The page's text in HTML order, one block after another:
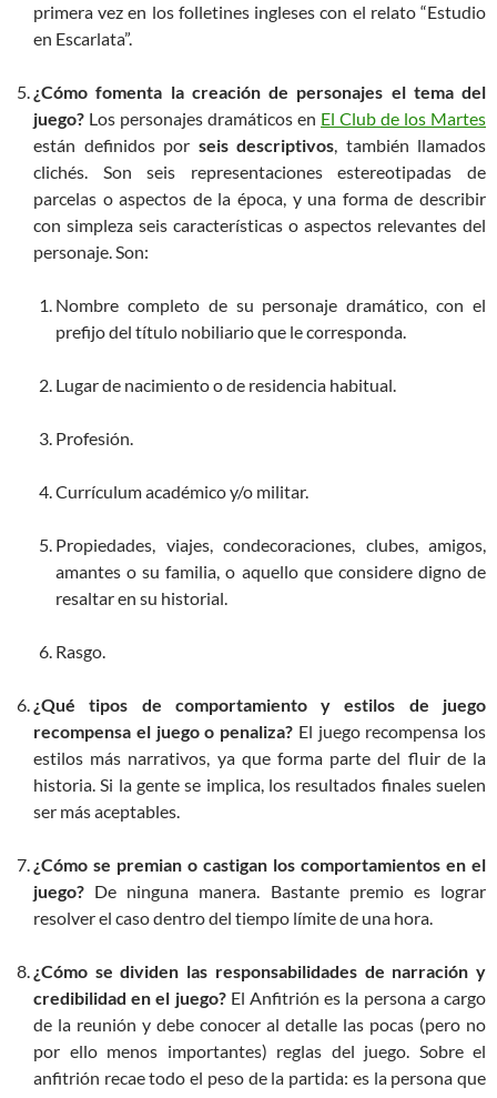
primera vez en los folletines ingleses con el relato “Estudio
en Escarlata”.
¿Cómo fomenta la creación de personajes el tema del
juego? Los personajes dramáticos en El Club de los Martes
están definidos por seis descriptivos, también llamados
clichés. Son seis representaciones estereotipadas de
parcelas o aspectos de la época, y una forma de describir
con simpleza seis características o aspectos relevantes del
personaje. Son:
Nombre completo de su personaje dramático, con el
prefijo del título nobiliario que le corresponda.
Lugar de nacimiento o de residencia habitual.
Profesión.
Currículum académico y/o militar.
Propiedades, viajes, condecoraciones, clubes, amigos,
amantes o su familia, o aquello que considere digno de
resaltar en su historial.
Rasgo.
¿Qué tipos de comportamiento y estilos de juego
recompensa el juego o penaliza? El juego recompensa los
estilos más narrativos, ya que forma parte del fluir de la
historia. Si la gente se implica, los resultados finales suelen
ser más aceptables.
¿Cómo se premian o castigan los comportamientos en el
juego? De ninguna manera. Bastante premio es lograr
resolver el caso dentro del tiempo límite de una hora.
¿Cómo se dividen las responsabilidades de narración y
credibilidad en el juego?El Anfitrión es la persona a cargo
de la reunión y debe conocer al detalle las pocas (pero no
por ello menos importantes) reglas del juego. Sobre el
anfitrión recae todo el peso de la partida: es la persona que